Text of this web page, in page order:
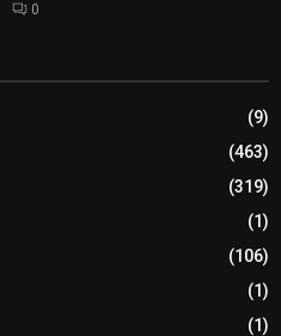
0
(9)
(463)
(319)
(1)
(106)
(1)
(1)